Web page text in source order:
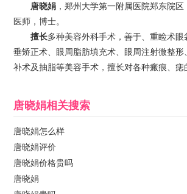
唐晓娟 ，郑州大学第一附属医院郑东院
医师，博士。
擅长多种美容外科手术，善于、重睑术
垂矫正术、眼周脂肪填充术、眼周注射微整
补术及抽脂等美容手术，擅长对各种瘢痕、痣
唐晓娟相关搜索
唐晓娟怎么样
唐晓娟评价
唐晓娟价格贵吗
唐晓娟